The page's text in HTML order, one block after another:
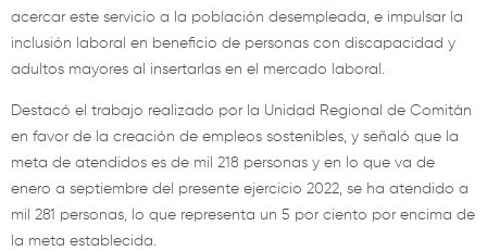
acercar este servicio a la población desempleada, e impulsar la
inclusión laboral en beneficio de personas con discapacidad y
adultos mayores al insertarlas en el mercado laboral.
Destacó el trabajo realizado por la Unidad Regional de Comitán
en favor de la creación de empleos sostenibles, y señaló que la
meta de atendidos es de mil 218 personas y en lo que va de
enero a septiembre del presente ejercicio 2022, se ha atendido a
mil 281 personas, lo que representa un 5 por ciento por encima de
la meta establecida.